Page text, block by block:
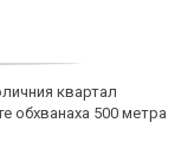
квартал
обхванаха 500 метра